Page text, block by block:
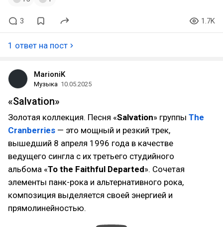
3 1.7K
1 ответ на пост
MarioniK
Музыка 10.05.2025
«Salvation»
Золотая коллекция. Песня «Salvation» группы The
Cranberries — это мощный и резкий трек,
вышедший 8 апреля 1996 года в качестве
ведущего сингла с их третьего студийного
альбома «To the Faithful Departed». Сочетая
элементы панк-рока и альтернативного рока,
композиция выделяется своей энергией и
прямолинейностью.